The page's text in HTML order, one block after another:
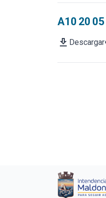
A10 20
download Descargar